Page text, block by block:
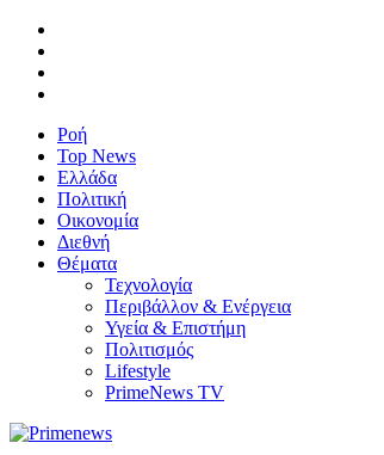
Ροή
Top News
Ελλάδα
Πολιτική
Οικονομία
Διεθνή
Θέματα
Τεχνολογία
Περιβάλλον & Ενέργεια
Υγεία & Επιστήμη
Πολιτισμός
Lifestyle
PrimeNews TV